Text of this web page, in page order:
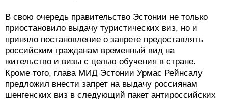
В свою очередь правительство Эстонии не только
приостановило выдачу туристических виз, но и
приняло постановление о запрете предоставлять
российским гражданам временный вид на
жительство и визы с целью обучения в стране.
Кроме того, глава МИД Эстонии Урмас Рейнсалу
предложил внести запрет на выдачу россиянам
шенгенских виз в следующий пакет антироссийских